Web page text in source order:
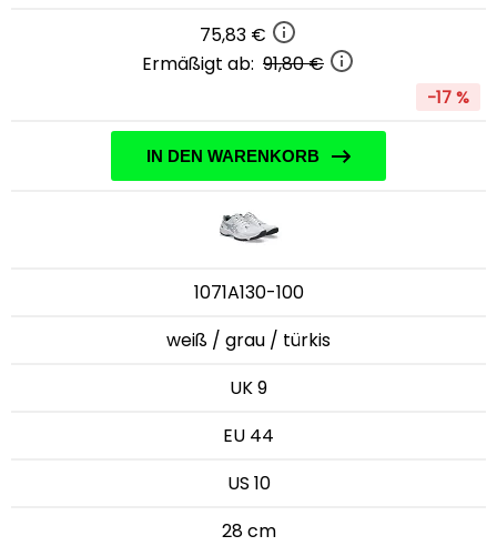
75,83 €
Ermäßigt ab: 91,80 €
-17 %
IN DEN WARENKORB
1071A130-100
weiß / grau / türkis
UK 9
EU 44
US 10
28 cm